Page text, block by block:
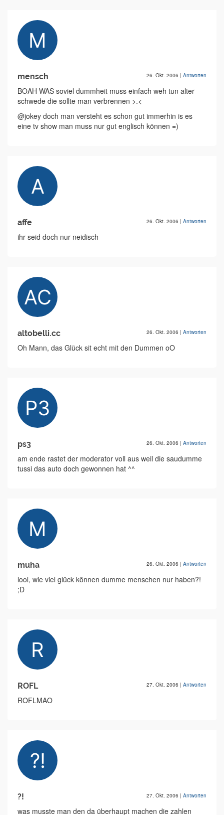
mensch 26. Okt. 2006 | Antworten
BOAH WAS soviel dummheit muss einfach weh tun alter
schwede die sollte man verbrennen >.<
@jokey doch man versteht es schon gut immerhin is es
eine tv show man muss nur gut englisch können =)
affe 26. Okt. 2006 | Antworten
ihr seid doch nur neidisch
altobelli.cc 26. Okt. 2006 | Antworten
Oh Mann, das Glück sit echt mit den Dummen oO
ps3 26. Okt. 2006 | Antworten
am ende rastet der moderator voll aus weil die saudumme
tussi das auto doch gewonnen hat ^^
muha 26. Okt. 2006 | Antworten
lool, wie viel glück können dumme menschen nur haben?!
;D
ROFL 27. Okt. 2006 | Antworten
ROFLMAO
?! 27. Okt. 2006 | Antworten
was musste man den da überhaupt machen die zahlen